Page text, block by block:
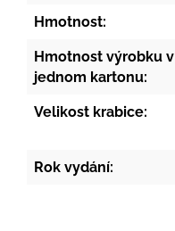
Hmotnost:
Hmotnost výrobku v
jednom kartonu:
Velikost krabice:
Rok vydání: